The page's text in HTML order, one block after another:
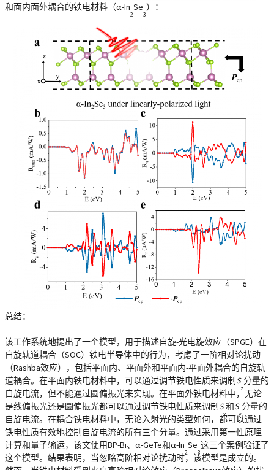
和面内面外耦合的铁电材料（α-In
2
Se
3
）：
总结：
该工作系统地提出了一个模型，用于描述自旋-光电旋效应（SPGE）在
自旋轨道耦合（SOC）铁电半导体中的行为，考虑了一阶相对论扰动
（Rashba效应），包括平面内、平面外和平面内-平面外耦合的自旋轨
道耦合。在平面内铁电材料中，可以通过调节铁电性质来调制S
z
分量的
自旋电流，但不能通过圆偏振光来实现。在平面外铁电材料中，无论
是线偏振光还是圆偏振光都可以通过调节铁电性质来调制S
x
和S
y
分量的
自旋电流。在耦合铁电材料中，无论入射光的类型如何，都可以通过
铁电性质有效地控制自旋电流的所有三个分量。通过采用第一性原理
计算和量子输运，该文使用BP-Bi、α-GeTe和α-In
2
Se
3
这三个案例验证了
这个模型。结果表明，当忽略高阶相对论扰动时，该模型是成立的。